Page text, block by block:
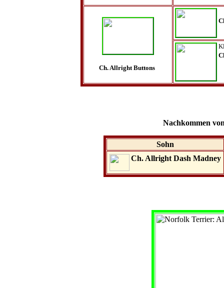
Ch. Allright Buttons
Nachkommen
Sohn
Ch. Allright Dash Madney